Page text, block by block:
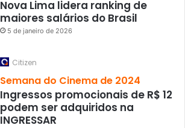
Nova Lima lidera ranking de
maiores salários do Brasil
5 de janeiro de 2026
Citizen
Semana do Cinema de 2024
Ingressos promocionais de R$ 12
podem ser adquiridos na
INGRESSAR